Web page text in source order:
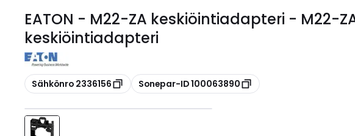
EATON - M22-ZA keskiöintiadapteri - M22-
keskiöintiadapteri
Kopioi
Sähkönro 2336156 Kopioi
Sonepar-ID 100063890